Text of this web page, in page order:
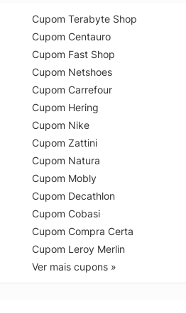
Cupom Terabyte Shop
Cupom Centauro
Cupom Fast Shop
Cupom Netshoes
Cupom Carrefour
Cupom Hering
Cupom Nike
Cupom Zattini
Cupom Natura
Cupom Mobly
Cupom Decathlon
Cupom Cobasi
Cupom Compra Certa
Cupom Leroy Merlin
Ver mais cupons »